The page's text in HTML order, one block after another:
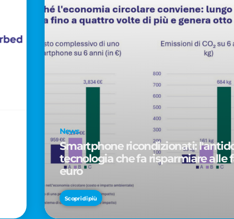
News
Smartphone ricondizionati:
tecnologia che fa risparmiare alle
euro
Scopri di più